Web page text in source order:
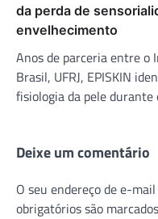
da perda de
envelhecimento
Anos de parceria entre o
Brasil, UFRJ, EPISKIN
fisiologia da pele
Deixe um comentário
O seu endereço de e-
obrigatórios são